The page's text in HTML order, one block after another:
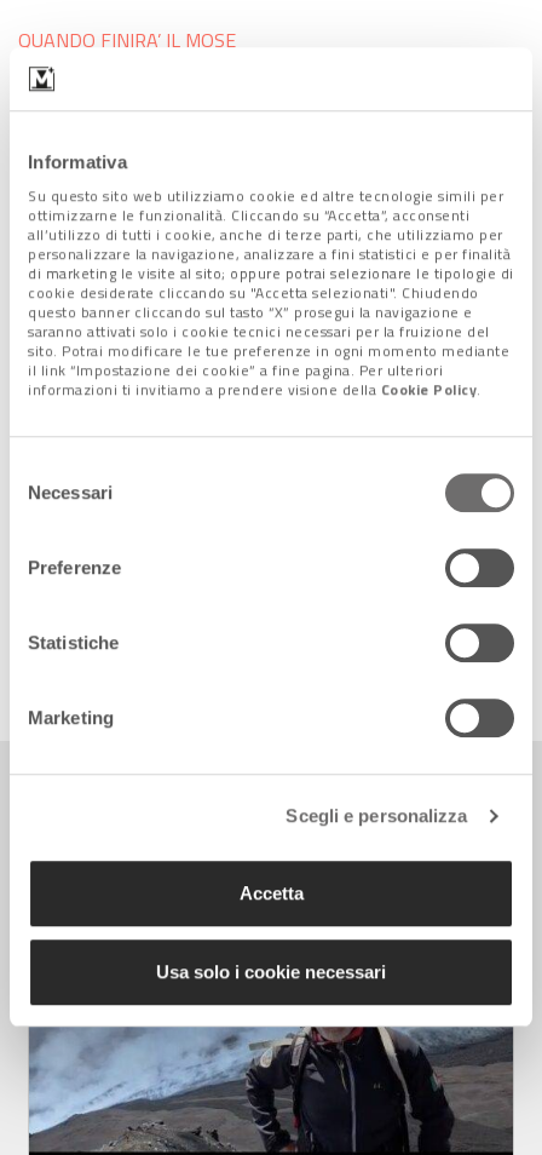
Informativa
Su questo sito web utilizziamo cookie ed altre tecnologie simili per
ottimizzarne le funzionalità. Cliccando su “Accetta”, acconsenti
all’utilizzo di tutti i cookie, anche di terze parti, che utilizziamo per
personalizzare la navigazione, analizzare a fini statistici e per finalità
di marketing le visite al sito; oppure potrai selezionare le tipologie di
cookie desiderate cliccando su "Accetta selezionati". Chiudendo
questo banner cliccando sul tasto “X” prosegui la navigazione e
saranno attivati solo i cookie tecnici necessari per la fruizione del
sito. Potrai modificare le tue preferenze in ogni momento mediante
il link “Impostazione dei cookie” a fine pagina. Per ulteriori
informazioni ti invitiamo a prendere visione della Cookie Policy.
delNecessari
Preferenze
Statistiche
Marketing
Scegli e personalizza
Accetta
Usa solo i cookie necessari
QUANDO FINIRA’ IL MOSE
Tag:Acqua alta a Venezia,Luigi Brugnaro,Mose
Condividi l'articolo:
Share on Facebook
Share on Twitter
Share on E-Mail
Share on WhatsApp
Share on Telegram
social:
Follow us on Facebook
Follow us on Instagram
TUTTE LE NEWS